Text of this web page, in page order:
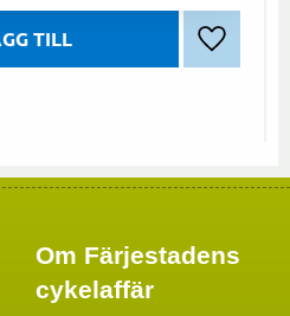
Lägg till
Om Färjestadens
cykelaffär